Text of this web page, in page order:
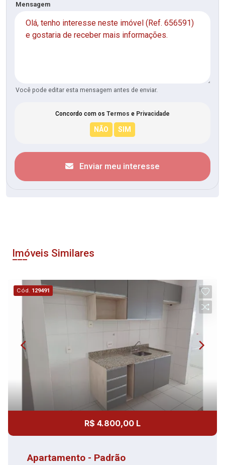
Mensagem
Você pode editar esta mensagem antes de enviar.
Concordo com os Termos e Privacidade
Enviar meu interesse
Imóveis Similares
Cód. 129491
R$ 4.800,00 L
Apartamento - Padrão